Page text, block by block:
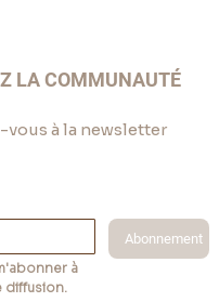
LA COMMUNAUTÉ
à la newsletter
Abonnement
à
diffusion.